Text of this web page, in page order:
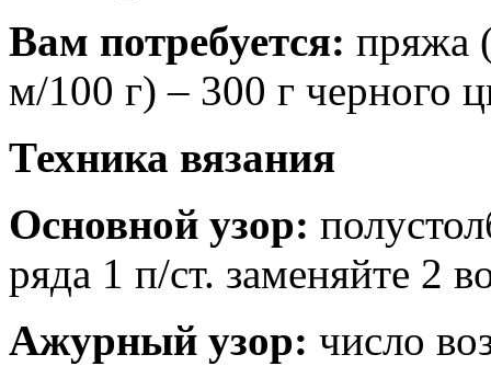
Вам потребуется: пряжа
м/100 г) – 300 г черного
Техника вязания
Основной узор:
ряда 1 п/ст. заменяйте 2
Ажурный узор: число